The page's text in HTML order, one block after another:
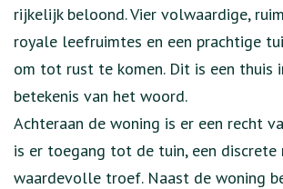
rijkelijk beloond. Vier volwaardige,
royale leefruimtes en een prachtige
om tot rust te komen. Dit is een thuis
betekenis van het woord.
Achteraan de woning is er een recht
is er toegang tot de tuin, een discrete
waardevolle troef. Naast de woning